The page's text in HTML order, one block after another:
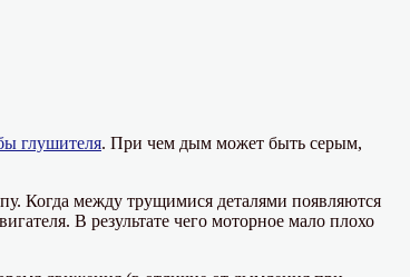
глушителя. При чем дым может быть серым,
Когда между трущимися деталями появляются
В результате чего моторное мало плохо